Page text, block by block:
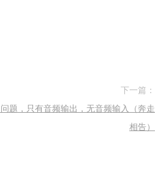
下一篇：
题，只有音频输出，无音频输入（奔走
相告）